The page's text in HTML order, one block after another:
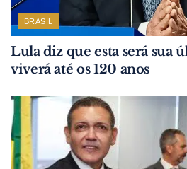
BRASIL
Lula diz que esta será sua
viverá até os 120 anos